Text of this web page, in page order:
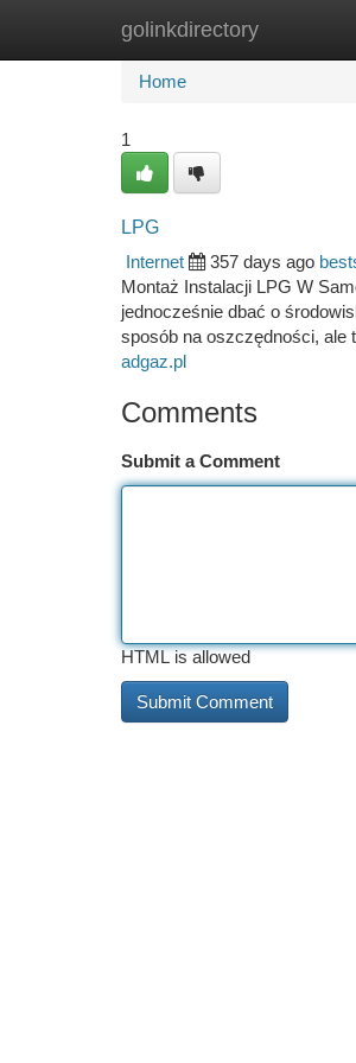
golinkdirectory
Home New Site
Home
1
LPG
Internet
357 days ago
Montaż Instalacji LPG W
jednocześnie dbać o
sposób na oszczędności, ale
adgaz.pl
Comments
Submit a Comment
HTML is allowed